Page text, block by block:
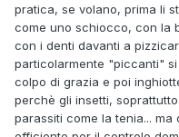
pratica, se volano, prima li
come uno schiocco, con la
con i denti davanti a
particolarmente "piccanti"
colpo di grazia e poi
perchè gli insetti,
parassiti come la tenia... ma